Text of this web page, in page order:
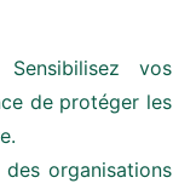
Sensibilisez vos
de protéger les
organisations